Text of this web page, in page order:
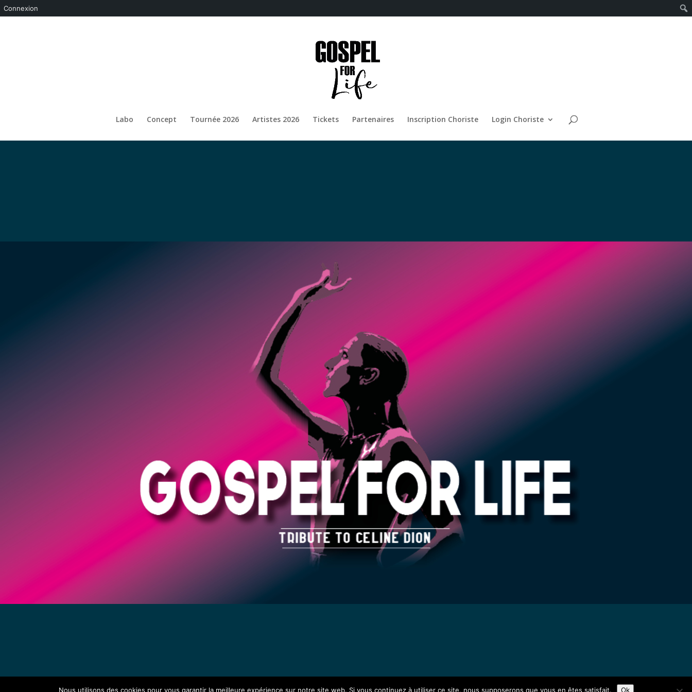
Connexion
Labo Concept Tournée 2026 Artistes 2026 Tickets Partenaires Inscription Choriste Login Choriste
Nous utilisons des cookies pour vous garantir la meilleure expérience sur notre site web. Si vous continuez à utiliser ce site, nous supposerons que vous en êtes satisfait. Ok